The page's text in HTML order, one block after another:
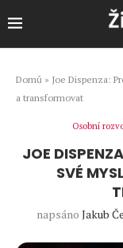
Domů » Joe Dispenza:
a transformovat
Osobní
JOE
SVÉ
napsáno Jakub